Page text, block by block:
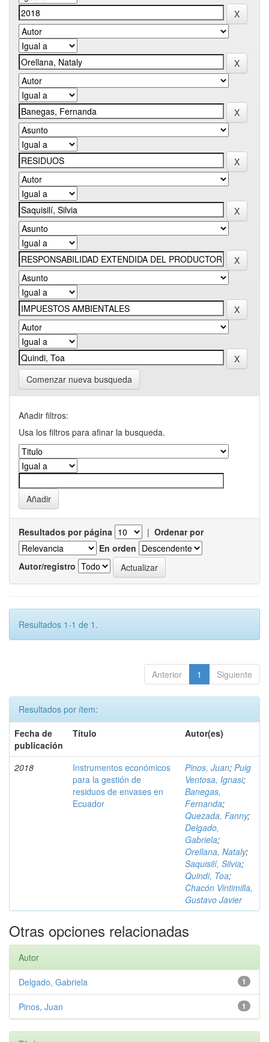
Comenzar nueva busqueda
Añadir filtros:
Usa los filtros para afinar la busqueda.
Resultados por página | Ordenar por
En orden
Autor/registro
Resultados 1-1 de 1.
Anterior 1 Siguiente
Resultados por ítem:
Fecha de
publicación
Título Autor(es)
2018
Instrumentos económicos
para la gestión de
residuos de envases en
Ecuador
Pinos, Juan; Puig
Ventosa, Ignasi;
Banegas,
Fernanda;
Quezada, Fanny;
Delgado,
Gabriela;
Orellana, Nataly;
Saquisilí, Silvia;
Quindi, Toa;
Chacón Vintimilla,
Gustavo Javier
Otras opciones relacionadas
Autor
1
Delgado, Gabriela
1
Pinos, Juan